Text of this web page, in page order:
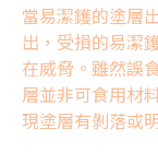
當易潔鑊的塗層
出，受損的易潔
在威脅。雖然誤
層並非可食用材
現塗層有剝落或